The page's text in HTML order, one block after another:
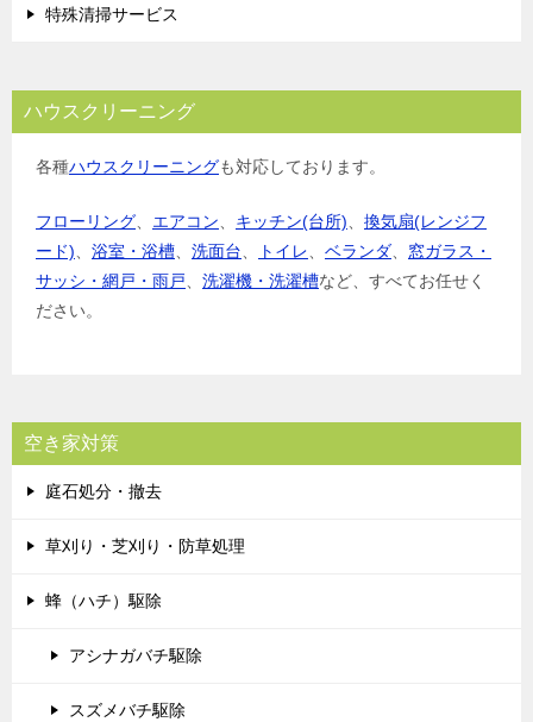
特殊清掃サービス
ハウスクリーニング
各種ハウスクリーニングも対応しております。
フローリング、 エアコン、 キッチン(台所)、 換気扇(レンジフ
ード)、 浴室・浴槽、 洗面台、 トイレ、 ベランダ、 窓ガラス・
サッシ・網戸・雨戸、 洗濯機・洗濯槽など、すべてお任せく
ださい。
空き家対策
庭石処分・撤去
草刈り・芝刈り・防草処理
蜂（ハチ）駆除
アシナガバチ駆除
スズメバチ駆除